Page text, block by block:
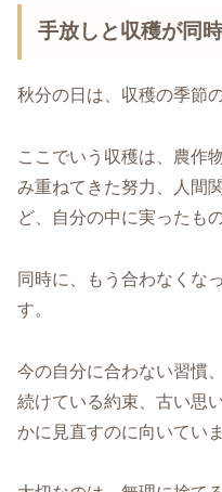
手放しと収穫が同
秋分の日は、収穫の季節
ここでいう収穫は、農作
み重ねてきた努力、人間
ど、自分の中に実ったも
同時に、もう合わなくな
す。
今の自分に合わない習慣
続けている約束、古い思
かに見直すのに向いていま